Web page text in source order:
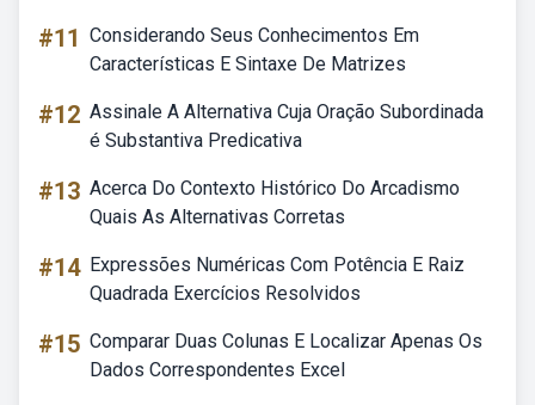
#11 Considerando Seus Conhecimentos Em
Características E Sintaxe De Matrizes
#12 Assinale A Alternativa Cuja Oração Subordinada
é Substantiva Predicativa
#13 Acerca Do Contexto Histórico Do Arcadismo
Quais As Alternativas Corretas
#14 Expressões Numéricas Com Potência E Raiz
Quadrada Exercícios Resolvidos
#15 Comparar Duas Colunas E Localizar Apenas Os
Dados Correspondentes Excel